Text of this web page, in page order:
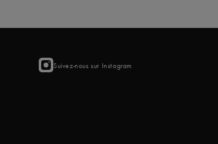
Suivez-nous sur Instagram